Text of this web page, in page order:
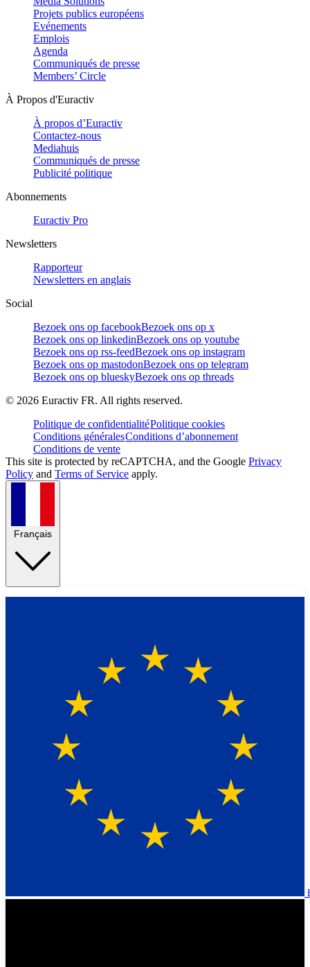
Projets publics européens
Evénements
Emplois
Agenda
Communiqués de presse
Members’ Circle
À Propos d'Euractiv
À propos d’Euractiv
Contactez-nous
Mediahuis
Communiqués de presse
Publicité politique
Abonnements
Euractiv Pro
Newsletters
Rapporteur
Newsletters en anglais
Social
Bezoek ons op facebookBezoek ons op x
Bezoek ons op linkedinBezoek ons op youtube
Bezoek ons op rss-feedBezoek ons op instagram
Bezoek ons op mastodonBezoek ons op telegram
Bezoek ons op blueskyBezoek ons op threads
© 2026 Euractiv FR. All rights reserved.
Politique de confidentialitéPolitique cookies
Conditions généralesConditions d’abonnement
Conditions de vente
This site is protected by reCAPTCHA, and the Google Privacy
Policy and Terms of Service apply.
Français